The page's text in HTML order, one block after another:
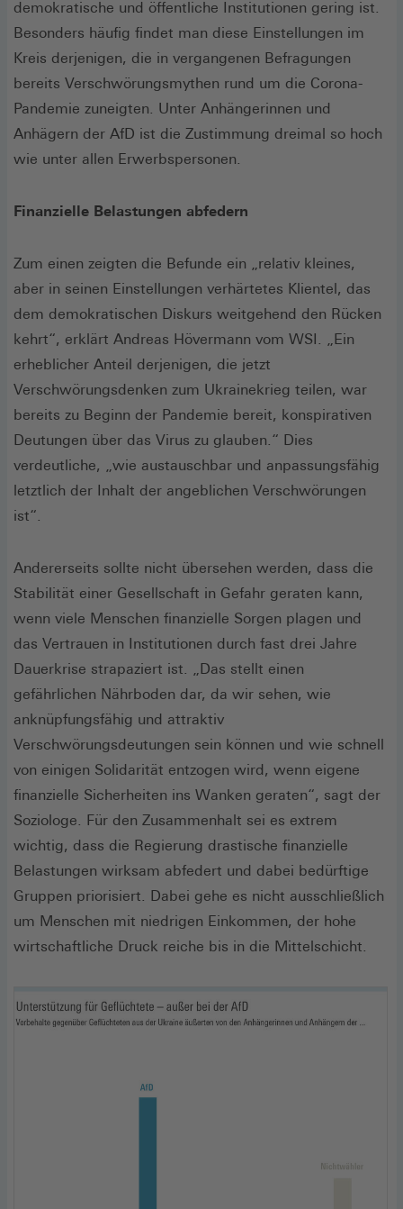
demokratische und öffentliche Institutionen gering ist.
Besonders häufig findet man diese Einstellungen im
Kreis derjenigen, die in vergangenen Befragungen
bereits Verschwörungsmythen rund um die Corona-
Pandemie zuneigten. Unter Anhängerinnen und
Anhägern der AfD ist die Zustimmung dreimal so hoch
wie unter allen Erwerbspersonen.
Finanzielle Belastungen abfedern
Zum einen zeigten die Befunde ein „relativ kleines,
aber in seinen Einstellungen verhärtetes Klientel, das
dem demokratischen Diskurs weitgehend den Rücken
kehrt“, erklärt Andreas Hövermann vom WSI. „Ein
erheblicher Anteil derjenigen, die jetzt
Verschwörungsdenken zum Ukraine­krieg teilen, war
bereits zu Beginn der Pandemie bereit, konspirativen
Deutungen über das Virus zu glauben.“ Dies
verdeutliche, „wie austauschbar und anpassungsfähig
letztlich der Inhalt der angeblichen Verschwörungen
ist“.
Andererseits sollte nicht übersehen werden, dass die
Stabilität einer Gesellschaft in Gefahr geraten kann,
wenn viele Menschen finanzielle Sorgen plagen und
das Vertrauen in Institutionen durch fast drei Jahre
Dauerkrise strapaziert ist. „Das stellt einen
gefährlichen Nährboden dar, da wir sehen, wie
anknüpfungsfähig und attraktiv
Verschwörungsdeutungen sein können und wie schnell
von einigen Solidarität entzogen wird, wenn eigene
finanzielle Sicherheiten ins Wanken geraten“, sagt der
Soziologe. Für den Zusammenhalt sei es extrem
wichtig, dass die Regierung drastische finanzielle
Belastungen wirksam abfedert und dabei bedürftige
Gruppen priorisiert. Dabei gehe es nicht ausschließlich
um Menschen mit niedrigen Einkommen, der hohe
wirtschaftliche Druck reiche bis in die Mittelschicht.